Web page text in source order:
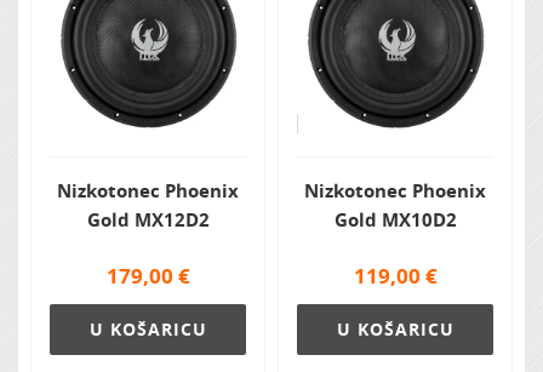
Nizkotonec Phoenix
Gold MX12D2
179,00 €
U KOŠARICU
Nizkotonec Phoenix
Gold MX10D2
119,00 €
U KOŠARICU